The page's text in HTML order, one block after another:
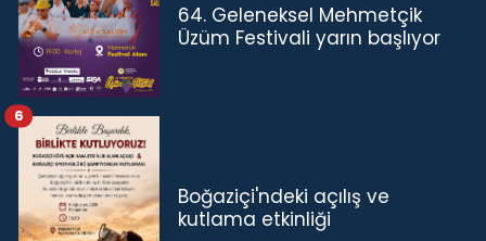
64. Geleneksel Mehmetçik
Üzüm Festivali yarın başlıyor
Boğaziçi'ndeki açılış ve
kutlama etkinliği
6